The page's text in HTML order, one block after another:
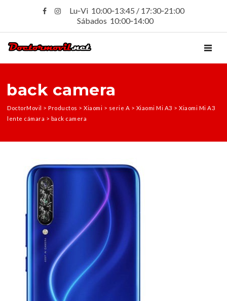
Lu‑Vi 10:00‑13:45 / 17:30‑21:00
Sábados 10:00‑14:00
back camera
DoctorMovil > Productos > Xiaomi > serie A > Xiaomi Mi A3 > Xiaomi Mi A3
lente cámara > back camera